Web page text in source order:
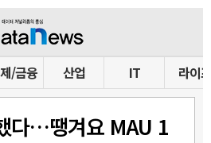
/금융 산업 IT 라이프
다…땡겨요 MAU 1